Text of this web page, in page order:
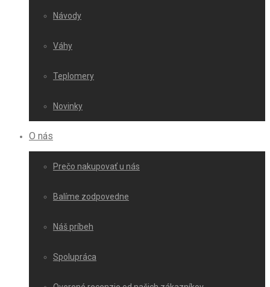
Návody
Váhy
Teplomery
Novinky
O nás
Prečo nakupovať u nás
Balíme zodpovedne
Náš príbeh
Spolupráca